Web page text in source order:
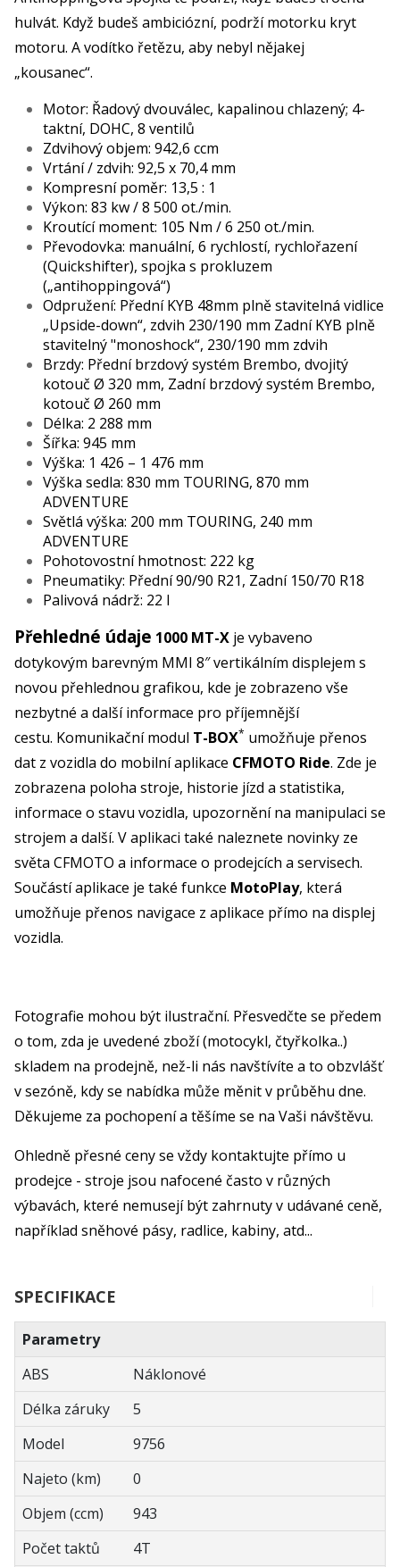
hulvát. Když budeš ambiciózní, podrží motorku kryt
motoru. A vodítko řetězu, aby nebyl nějakej
„kousanec“.
Motor: Řadový dvouválec, kapalinou chlazený; 4-
taktní, DOHC, 8 ventilů
Zdvihový objem: 942,6 ccm
Vrtání / zdvih: 92,5 x 70,4 mm
Kompresní poměr: 13,5 : 1
Výkon: 83 kw / 8 500 ot./min.
Kroutící moment: 105 Nm / 6 250 ot./min.
Převodovka: manuální, 6 rychlostí, rychlořazení
(Quickshifter), spojka s prokluzem
(„antihoppingová“)
Odpružení: Přední KYB 48mm plně stavitelná vidlice
„Upside-down“, zdvih 230/190 mm Zadní KYB plně
stavitelný "monoshock“, 230/190 mm zdvih
Brzdy: Přední brzdový systém Brembo, dvojitý
kotouč Ø 320 mm, Zadní brzdový systém Brembo,
kotouč Ø 260 mm
Délka: 2 288 mm
Šířka: 945 mm
Výška: 1 426 – 1 476 mm
Výška sedla: 830 mm TOURING, 870 mm
ADVENTURE
Světlá výška: 200 mm TOURING, 240 mm
ADVENTURE
Pohotovostní hmotnost: 222 kg
Pneumatiky: Přední 90/90 R21, Zadní 150/70 R18
Palivová nádrž: 22 l
Přehledné údaje 1000 MT-X je vybaveno
dotykovým barevným MMI 8″ vertikálním displejem s
novou přehlednou grafikou, kde je zobrazeno vše
nezbytné a další informace pro příjemnější
cestu. Komunikační modul T-BOX* umožňuje přenos
dat z vozidla do mobilní aplikace CFMOTO Ride. Zde je
zobrazena poloha stroje, historie jízd a statistika,
informace o stavu vozidla, upozornění na manipulaci se
strojem a další. V aplikaci také naleznete novinky ze
světa CFMOTO a informace o prodejcích a servisech.
Součástí aplikace je také funkce MotoPlay, která
umožňuje přenos navigace z aplikace přímo na displej
vozidla.
Fotografie mohou být ilustrační. Přesvedčte se předem
o tom, zda je uvedené zboží (motocykl, čtyřkolka..)
skladem na prodejně, než-li nás navštívíte a to obzvlášť
v sezóně, kdy se nabídka může měnit v průběhu dne.
Děkujeme za pochopení a těšíme se na Vaši návštěvu.
Ohledně přesné ceny se vždy kontaktujte přímo u
prodejce - stroje jsou nafocené často v různých
výbavách, které nemusejí být zahrnuty v udávané ceně,
například sněhové pásy, radlice, kabiny, atd...
SPECIFIKACE
Parametry
ABS
Náklonové
Délka záruky
5
Model
9756
Najeto (km)
0
Objem (ccm)
943
Počet taktů
4T